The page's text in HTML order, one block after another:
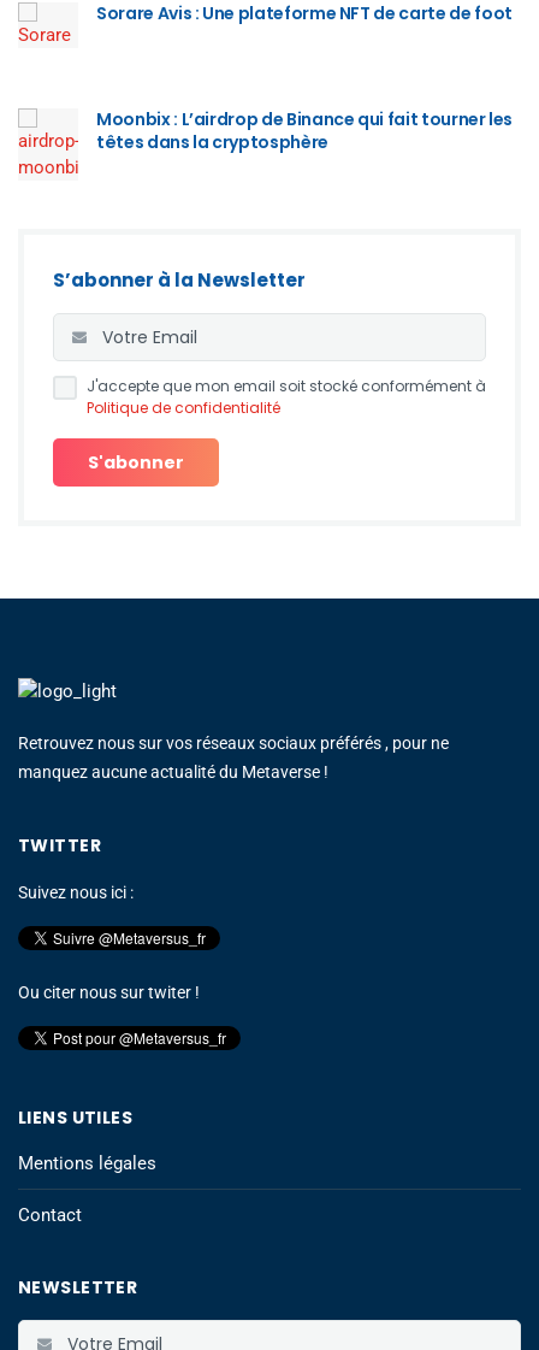
Sorare Avis : Une plateforme NFT de carte de foot
Moonbix : L’airdrop de Binance qui fait tourner les
têtes dans la cryptosphère
S’abonner à la Newsletter
J'accepte que mon email soit stocké conformément à
Politique de confidentialité
Retrouvez nous sur vos réseaux sociaux préférés , pour ne
manquez aucune actualité du Metaverse !
TWITTER
Suivez nous ici :
Ou citer nous sur twiter !
LIENS UTILES
Mentions légales
Contact
NEWSLETTER